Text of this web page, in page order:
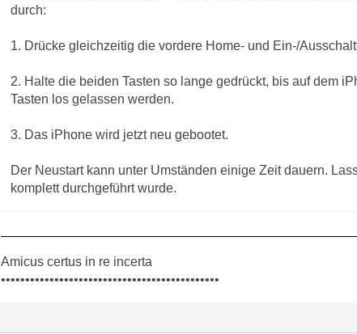
durch:
1. Drücke gleichzeitig die vordere Home- und Ein-/
2. Halte die beiden Tasten so lange gedrückt, bis auf dem
Tasten los gelassen werden.
3. Das iPhone wird jetzt neu gebootet.
Der Neustart kann unter Umständen einige Zeit dauern.
komplett durchgeführt wurde.
Amicus certus in re incerta
•••••••••••••••••••••••••••••••••••••••••••••